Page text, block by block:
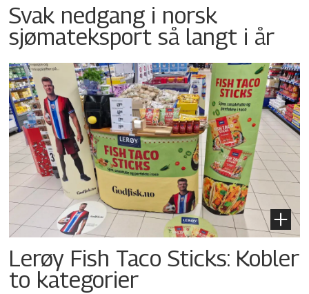
Svak nedgang i norsk
sjømateksport så langt i år
Lerøy Fish Taco Sticks: Kobler
to kategorier